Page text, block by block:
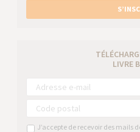
LIVRE
J’accepte de recevoir des mails